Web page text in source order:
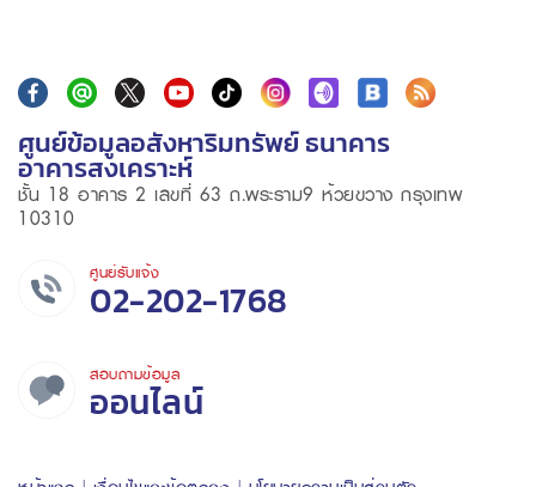
ศูนย์ข้อมูลอสังหาริมทรัพย์ ธนาคาร
อาคารสงเคราะห์
ชั้น 18 อาคาร 2 เลขที่ 63 ถ.พระราม9 ห้วยขวาง กรุงเทพ
10310
ศูนย์รับแจ้ง
02-202-1768
สอบถามข้อมูล
ออนไลน์